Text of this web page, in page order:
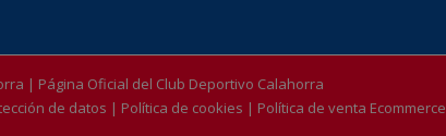
| Página Oficial del Club Deportivo Calahorra
de datos | Política de cookies | Política de venta Ecommerce